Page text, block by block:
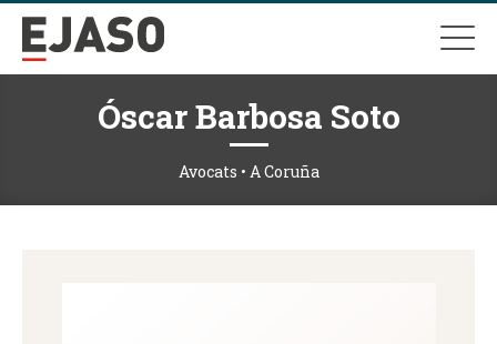
Óscar Barbosa Soto
Avocats • A Coruña